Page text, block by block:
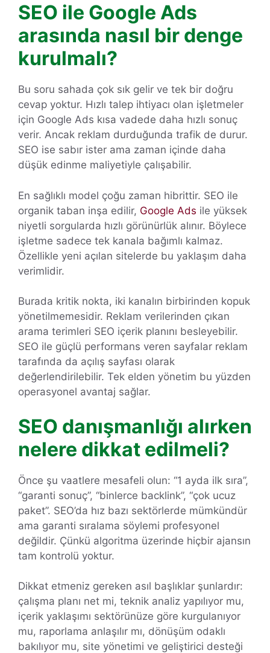
SEO ile Google Ads
arasında nasıl bir denge
kurulmalı?
Bu soru sahada çok sık gelir ve tek bir doğru
cevap yoktur. Hızlı talep ihtiyacı olan işletmeler
için Google Ads kısa vadede daha hızlı sonuç
verir. Ancak reklam durduğunda trafik de durur.
SEO ise sabır ister ama zaman içinde daha
düşük edinme maliyetiyle çalışabilir.
En sağlıklı model çoğu zaman hibrittir. SEO ile
organik taban inşa edilir, Google Ads ile yüksek
niyetli sorgularda hızlı görünürlük alınır. Böylece
işletme sadece tek kanala bağımlı kalmaz.
Özellikle yeni açılan sitelerde bu yaklaşım daha
verimlidir.
Burada kritik nokta, iki kanalın birbirinden kopuk
yönetilmemesidir. Reklam verilerinden çıkan
arama terimleri SEO içerik planını besleyebilir.
SEO ile güçlü performans veren sayfalar reklam
tarafında da açılış sayfası olarak
değerlendirilebilir. Tek elden yönetim bu yüzden
operasyonel avantaj sağlar.
SEO danışmanlığı alırken
nelere dikkat edilmeli?
Önce şu vaatlere mesafeli olun: “1 ayda ilk sıra”,
“garanti sonuç”, “binlerce backlink”, “çok ucuz
paket”. SEO’da hız bazı sektörlerde mümkündür
ama garanti sıralama söylemi profesyonel
değildir. Çünkü algoritma üzerinde hiçbir ajansın
tam kontrolü yoktur.
Dikkat etmeniz gereken asıl başlıklar şunlardır:
çalışma planı net mi, teknik analiz yapılıyor mu,
içerik yaklaşımı sektörünüze göre kurgulanıyor
mu, raporlama anlaşılır mı, dönüşüm odaklı
bakılıyor mu, site yönetimi ve geliştirici desteği